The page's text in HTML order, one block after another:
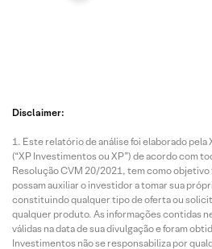
Disclaimer:
Este relatório de análise foi elaborado
(“XP Investimentos ou XP”) de acordo com
Resolução CVM 20/2021, tem como
possam auxiliar o investidor a tomar sua
constituindo qualquer tipo de oferta ou
qualquer produto. As informações contidas
válidas na data de sua divulgação e foram
Investimentos não se responsabiliza por